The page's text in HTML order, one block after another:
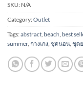
SKU: N/A
Category:Outlet
Tags:abstract beach best
summer, กางเกง ชุดนอน ชุด